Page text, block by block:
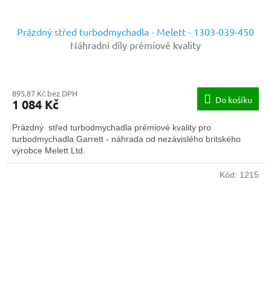
Prázdný střed turbodmychadla - Melett - 1303-039-450
Náhradní díly prémiové kvality
895,87 Kč bez DPH
1 084 Kč Do košíku
Prázdný střed turbodmychadla prémiové kvality pro
turbodmychadla Garrett - náhrada od nezávislého britského
výrobce Melett Ltd.
Kód: 1215